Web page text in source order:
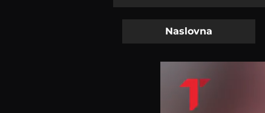
Naslovna